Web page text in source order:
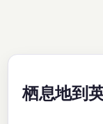
栖息地到